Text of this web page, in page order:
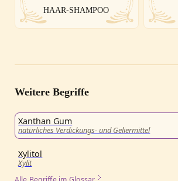
HAAR-SHAMPOO
Weitere Begriffe
Xanthan Gum
natürliches Verdickungs- und Geliermittel
Xylitol
Xylit
Alle Begriffe im Glossar